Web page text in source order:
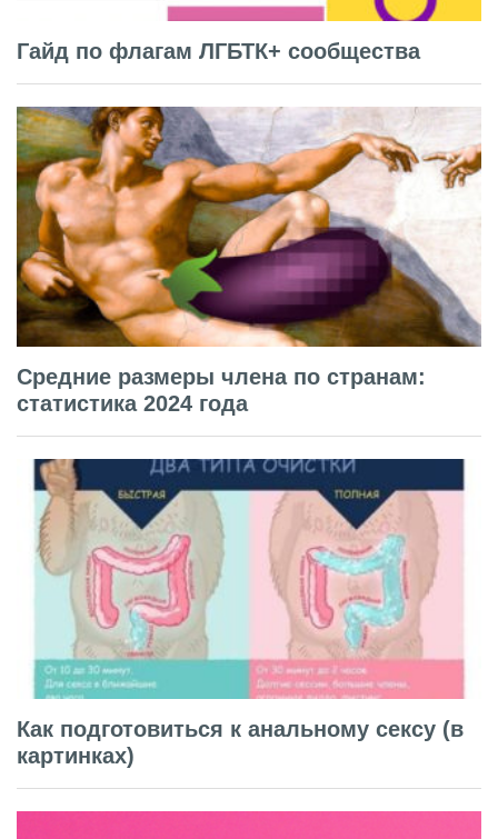
Гайд по флагам ЛГБТК+ сообщества
Средние размеры члена по странам:
статистика 2024 года
Как подготовиться к анальному сексу (в
картинках)